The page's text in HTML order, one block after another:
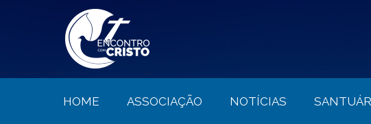
HOME ASSOCIAÇÃO NOTÍCIAS
HOME